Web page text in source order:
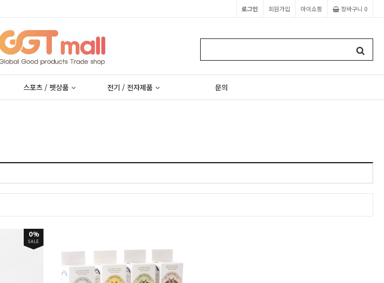
장바구니 0
마이쇼핑
회원가입
로그인
스포츠 / 펫상품 전기 / 전자제품 문의
0%
SALE